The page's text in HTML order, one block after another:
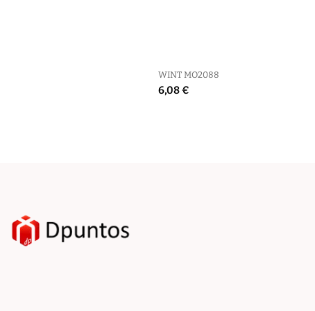
WINT MO2088
6,08 €